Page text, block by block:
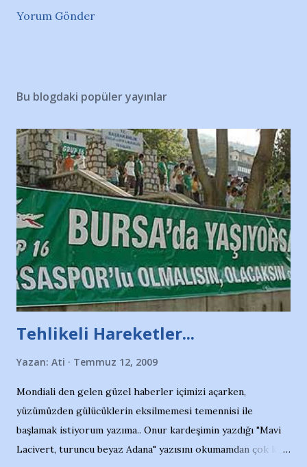
Yorum Gönder
Bu blogdaki popüler yayınlar
Tehlikeli Hareketler...
Yazan: Ati Temmuz 12, 2009
Mondiali den gelen güzel haberler içimizi açarken,
yüzümüzden gülücüklerin eksilmemesi temennisi ile
başlamak istiyorum yazıma.. Onur kardeşimin yazdığı "Mavi
Lacivert, turuncu beyaz Adana" yazısını okumamdan çok kısa